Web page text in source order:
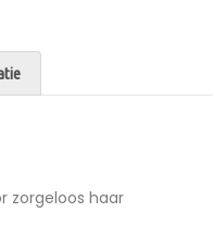
zorgeloos haar